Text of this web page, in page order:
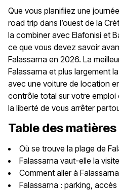
Que vous planifiiez une
road trip dans l’ouest de la
la combiner avec Elafonisi et
ce que vous devez savoir
Falassarna en 2026. La
Falassarna et plus largement
avec une voiture de location
contrôle total sur votre emploi
la liberté de vous arrêter
Table des matières
Où se trouve la plage de
Falassarna vaut-elle la
Comment aller à
Falassarna : parking,